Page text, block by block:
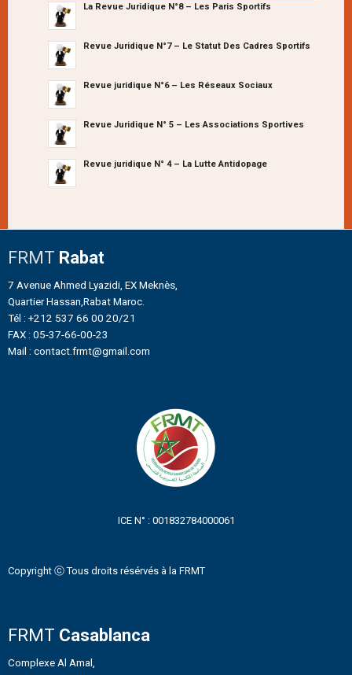
La Revue Juridique N°8 – Les Paris Sportifs
Revue Juridique N°7 – Le Statut Des Cadres Sportifs
Revue juridique N°6 – Les Réseaux Sociaux
Revue Juridique N° 5 – Les Associations Sportives
Revue juridique N° 4 – La Lutte Antidopage
FRMT Rabat
7 Avenue Ahmed Lyazidi, EX Meknès,
Quartier Hassan,Rabat Maroc.
Tél : +212 537 66 00 20/21
FAX : 05-37-66-00-23
Mail : contact.frmt@gmail.com
ICE N° : 001832784000061
Copyright ⓒ Tous droits résérvés à la FRMT
FRMT Casablanca
Complexe Al Amal,